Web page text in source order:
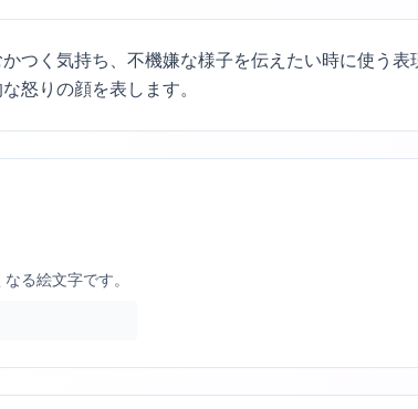
つく気持ち、不機嫌な様子を伝えたい時に使う表
怒りの顔を表します。
る絵文字です。